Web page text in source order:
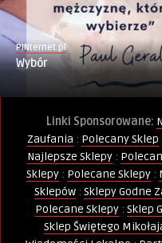
PINternet.pl
Wybór
Linki Sponsorowane:
Zaufania : Polecany Sklep
Najlepsze Sklepy :
Sklepy: Polecane Sklepy:
Sklepów: Sklepy Godne
Polecane Sklepy : Sklep
Sklep Świętego